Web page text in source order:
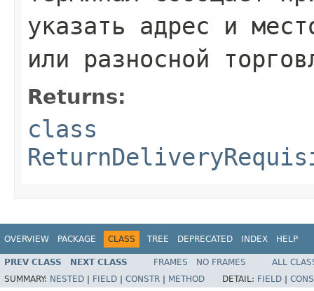
указать адрес и
или разносной
Returns:
class
OVERVIEW PACKAGE CLASS TREE DEPRECATED INDEX HELP
PREV CLASS NEXT CLASS FRAMES NO FRAMES
ALL
SUMMARY: NESTED FIELD CONSTR METHOD DETAIL: FIELD